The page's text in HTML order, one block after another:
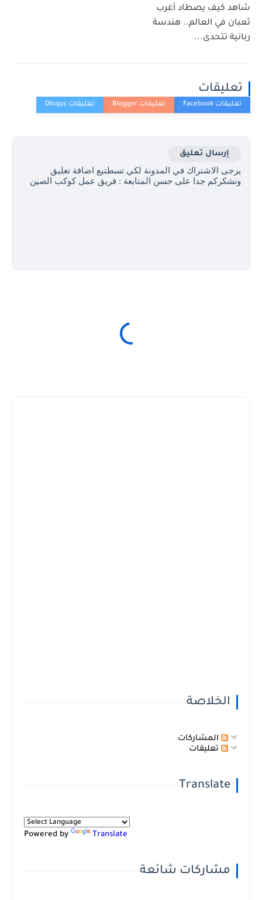
شاهد كيف يصطاد أغرب
ثعبان في العالم.. هندسة
ربانية تتحدى...
تعليقات
إرسال تعليق
يرجى الاشتراك في المدونة لكي تسطتيع اضافة تعليق
ونشكركم جدا على حسن المتابعة : فريق عمل كوكب الصين
الخلاصة
المشاركات
تعليقات
Translate
Powered by Translate
مشاركات شائعة